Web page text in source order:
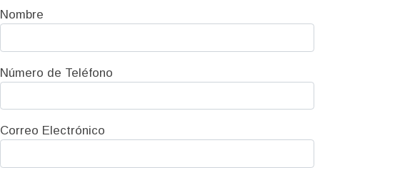
Nombre
Número de Teléfono
Correo Electrónico